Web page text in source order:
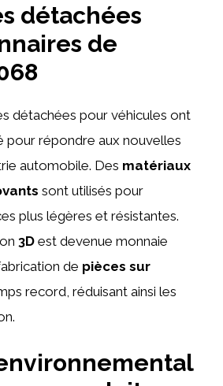
détachées
de
détachées pour véhicules ont
pour répondre aux nouvelles
automobile. Des matériaux
sont utilisés pour
plus légères et résistantes.
3D est devenue monnaie
de pièces sur
record, réduisant ainsi les